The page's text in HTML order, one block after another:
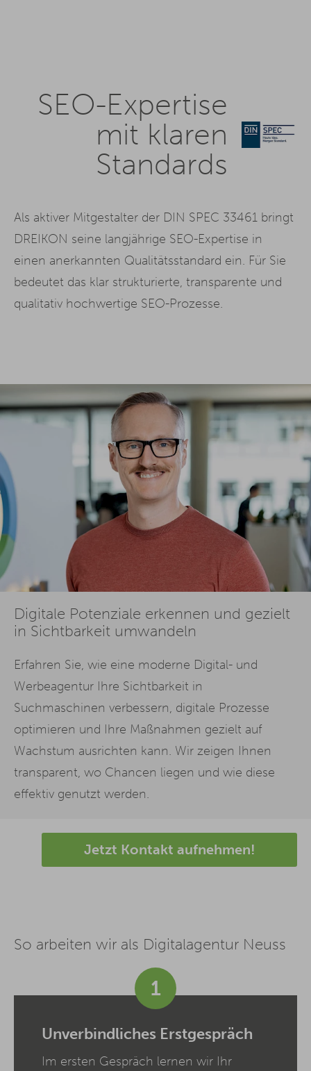
SEO-Expertise
mit klaren
Standards
Als aktiver Mitgestalter der DIN SPEC 33461 bringt
DREIKON seine langjährige SEO-Expertise in
einen anerkannten Qualitätsstandard ein. Für Sie
bedeutet das klar strukturierte, transparente und
qualitativ hochwertige SEO-Prozesse.
Digitale Potenziale erkennen und gezielt
in Sichtbarkeit umwandeln
Erfahren Sie, wie eine moderne Digital- und
Werbeagentur Ihre Sichtbarkeit in
Suchmaschinen verbessern, digitale Prozesse
optimieren und Ihre Maßnahmen gezielt auf
Wachstum ausrichten kann. Wir zeigen Ihnen
transparent, wo Chancen liegen und wie diese
effektiv genutzt werden.
Jetzt Kontakt aufnehmen!
So arbeiten wir als Digitalagentur Neuss
1
Unverbindliches Erstgespräch
Im ersten Gespräch lernen wir Ihr